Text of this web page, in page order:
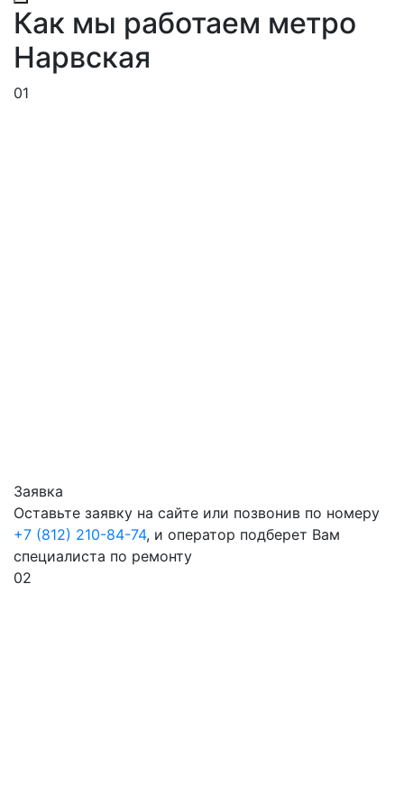
Как мы работаем метро
Нарвская
01
Заявка
Оставьте заявку на сайте или позвонив по номеру
+7 (812) 210-84-74, и оператор подберет Вам
специалиста по ремонту
02